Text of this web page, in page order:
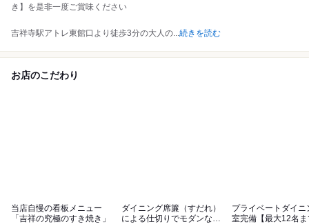
き】を是非一度ご賞味ください
吉祥寺駅アトレ東館口より徒歩3分の大人の...続きを読む
お店のこだわり
当店自慢の看板メニュー
「吉祥の究極のすき焼き」
ダイニング席簾（すだれ）
による仕切りでモダンな和
プライベートダイニ
室完備【最大12名